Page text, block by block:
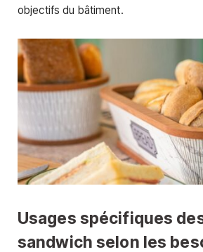
objectifs du bâtiment.
Usages spécifiques
sandwich selon les